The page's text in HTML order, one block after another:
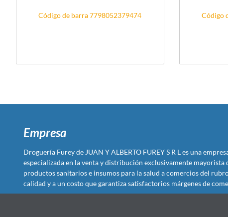
Código de barra 7798052379474 Código
Empresa
Droguería Furey de JUAN Y ALBERTO FUREY S R L es una
especializada en la venta y distribución exclusivamente mayorista
productos sanitarios e insumos para la salud a comercios del
calidad y a un costo que garantiza satisfactorios márgenes de